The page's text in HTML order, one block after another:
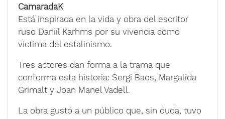
CamaradaK
Está inspirada en la vida y obra del escritor
ruso Daniïl Karhms por su vivencia como
víctima del estalinismo.
Tres actores dan forma a la trama que
conforma esta historia: Sergi Baos, Margalida
Grimalt y Joan Manel Vadell.
La obra gustó a un público que, sin duda, tuvo